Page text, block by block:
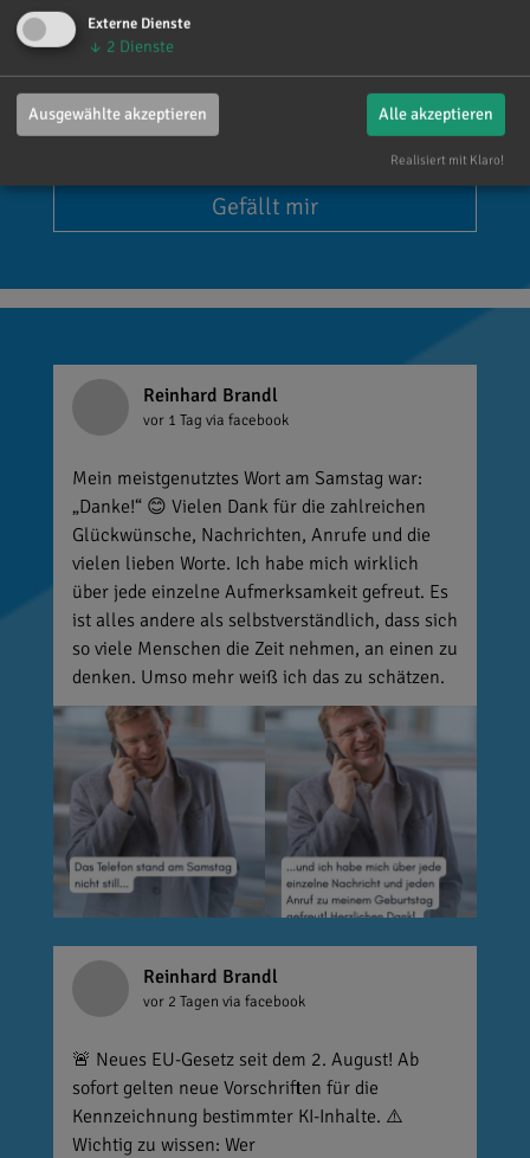
Gefällt mir
Reinhard Brandl
vor 1 Tag via facebook
Mein meistgenutztes Wort am Samstag war:
„Danke!“ 😊 Vielen Dank für die zahlreichen
Glückwünsche, Nachrichten, Anrufe und die
vielen lieben Worte. Ich habe mich wirklich
über jede einzelne Aufmerksamkeit gefreut. Es
ist alles andere als selbstverständlich, dass sich
so viele Menschen die Zeit nehmen, an einen zu
denken. Umso mehr weiß ich das zu schätzen.
Reinhard Brandl
vor 2 Tagen via facebook
🚨 Neues EU-Gesetz seit dem 2. August! Ab
sofort gelten neue Vorschriften für die
Kennzeichnung bestimmter KI-Inhalte. ⚠️
Wichtig zu wissen: Wer
Externe Dienste
↓ 2 Dienste
Ausgewählte akzeptieren Alle akzeptieren
Realisiert mit Klaro!